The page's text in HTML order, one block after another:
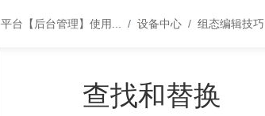
平台【后台管理】使用 设备中心 组态编辑技巧
查找和替换